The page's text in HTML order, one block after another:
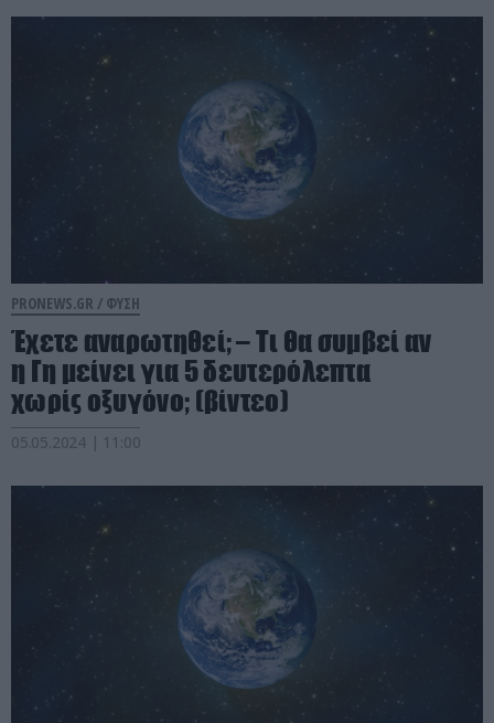
PRONEWS.GR / ΦΥΣΗ
Έχετε αναρωτηθεί; – Τι θα συμβεί αν
η Γη μείνει για 5 δευτερόλεπτα
χωρίς οξυγόνο; (βίντεο)
05.05.2024 | 11:00